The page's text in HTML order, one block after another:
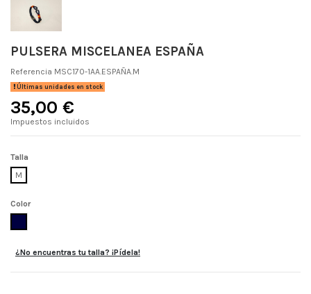
PULSERA MISCELANEA ESPAÑA
Referencia MSC170-1AA.ESPAÑA.M
Últimas unidades en stock
35,00 €
Impuestos incluidos
Talla
M
Color
¿No encuentras tu talla? ¡Pídela!